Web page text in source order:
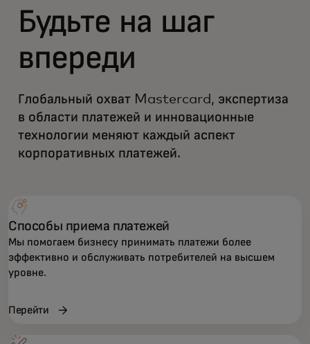
Будьте на шаг
впереди
Глобальный охват Mastercard, экспертиза
в области платежей и инновационные
технологии меняют каждый аспект
корпоративных платежей.
Способы приема платежей
Мы помогаем бизнесу принимать платежи более
эффективно и обслуживать потребителей на высшем
уровне.
Перейти